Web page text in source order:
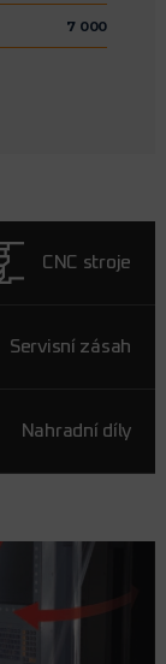
7 000
CNC stroje
Servisní zásah
Nahradní díly